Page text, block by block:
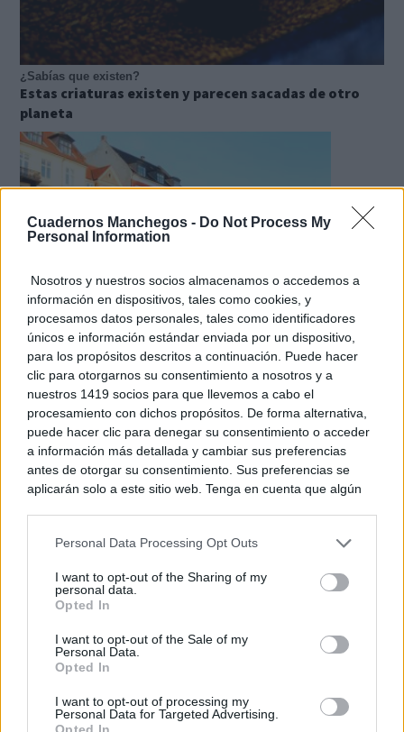
Cuadernos Manchegos - Do Not Process My
Personal Information
Nosotros y nuestros socios almacenamos o accedemos a
información en dispositivos, tales como cookies, y
procesamos datos personales, tales como identificadores
únicos e información estándar enviada por un dispositivo,
para los propósitos descritos a continuación. Puede hacer
clic para otorgarnos su consentimiento a nosotros y a
nuestros 1419 socios para que llevemos a cabo el
procesamiento con dichos propósitos. De forma alternativa,
puede hacer clic para denegar su consentimiento o acceder
a información más detallada y cambiar sus preferencias
antes de otorgar su consentimiento. Sus preferencias se
aplicarán solo a este sitio web. Tenga en cuenta que algún
rechazar tal procesamiento. Puede cambiar sus preferencias
a este sitio y haciendo clic en el botón "Privacidad" en la
parte inferior de la página web.
Please note that this website/app uses one or more Google
services and may gather and store information including but
not limited to your visit or usage behaviour. You may click to
use your data for below specified purposes in below Google
consent section.
Personal Data Processing Opt Outs
I want to opt-out of the Sharing of my
personal data.
Opted In
I want to opt-out of the Sale of my
Personal Data.
Opted In
I want to opt-out of processing my
Personal Data for Targeted Advertising.
Opted In
¿Sabías que existen?
Estas criaturas existen y parecen sacadas de otro
planeta
¿De verdad hacen esto?
Costumbres que rompen todos los esquemas
El truco contra la cal
Di adiós a la cal del baño con estos sencillos consejos